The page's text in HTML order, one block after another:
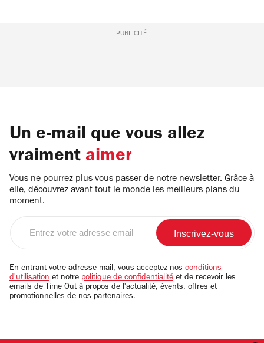
PUBLICITÉ
Un e-mail que vous allez
vraiment aimer
Vous ne pourrez plus vous passer de notre newsletter. Grâce à
elle, découvrez avant tout le monde les meilleurs plans du
moment.
email
En entrant votre adresse mail, vous acceptez nos conditions
d'utilisation et notre politique de confidentialité et de recevoir les
emails de Time Out à propos de l'actualité, évents, offres et
promotionnelles de nos partenaires.